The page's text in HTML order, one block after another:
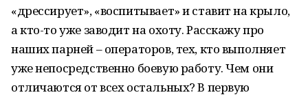
«дрессирует», «воспитывает» и ставит на крыло,
а кто-то уже заводит на охоту. Расскажу про
наших парней – операторов, тех, кто выполняет
уже непосредственно боевую работу. Чем они
отличаются от всех остальных? В первую